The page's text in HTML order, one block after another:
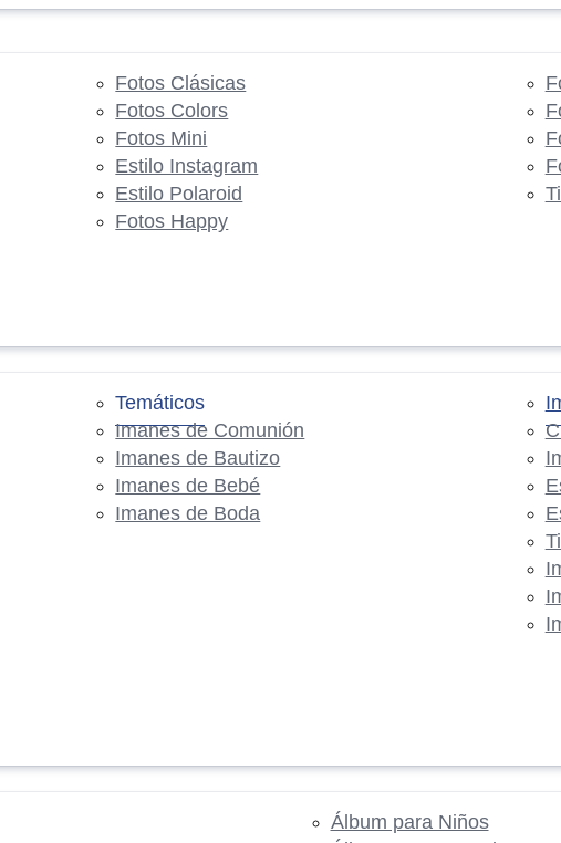
Fotos Clásicas
Fotos Colors
Fotos Mini
Estilo Instagram
Estilo Polaroid
Fotos Happy
Temáticos
Imanes de Comunión
Imanes de Bautizo
Imanes de Bebé
Imanes de Boda
Álbum para Niños